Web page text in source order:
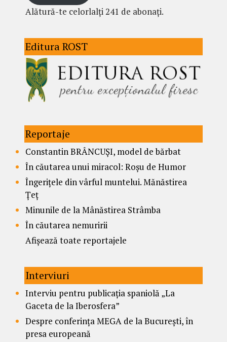
Alătură-te celorlalți 241 de abonați.
Editura ROST
Reportaje
Constantin BRÂNCUȘI, model de bărbat
În căutarea unui miracol: Roșu de Humor
Îngerițele din vârful muntelui. Mănăstirea
Țeț
Minunile de la Mânăstirea Strâmba
În căutarea nemuririi
Afișează toate reportajele
Interviuri
Interviu pentru publicația spaniolă „La
Gaceta de la Iberosfera”
Despre conferința MEGA de la București, în
presa europeană